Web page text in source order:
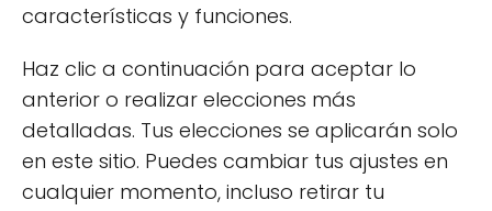
características y funciones.
Haz clic a continuación para aceptar lo
anterior o realizar elecciones más
detalladas. Tus elecciones se aplicarán solo
en este sitio. Puedes cambiar tus ajustes en
cualquier momento, incluso retirar tu